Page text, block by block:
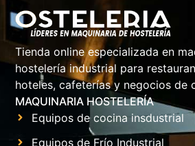
Tienda online especializada en
hostelería industrial para
hoteles, cafeterías y negocios de
MAQUINARIA HOSTELERÍA
Equipos de cocina insdustrial
Equipos de Frío Industrial